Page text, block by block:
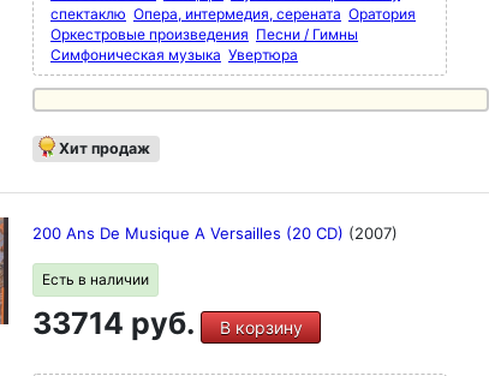
спектаклю Опера, интермедия, серената Оратория
Оркестровые произведения Песни / Гимны
Симфоническая музыка Увертюра
Хит продаж
200 Ans De Musique A Versailles (20 CD) (2007)
Есть в наличии
33714 руб. В корзину